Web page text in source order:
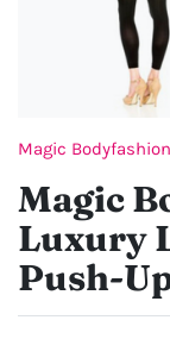
Magic Bodyfashion
Magic
Luxury
Push-